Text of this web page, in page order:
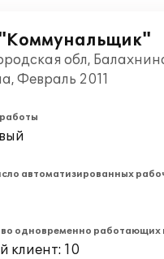
обл,
Февраль 2011
автоматизированных
одновременно работающих
клиент: 10